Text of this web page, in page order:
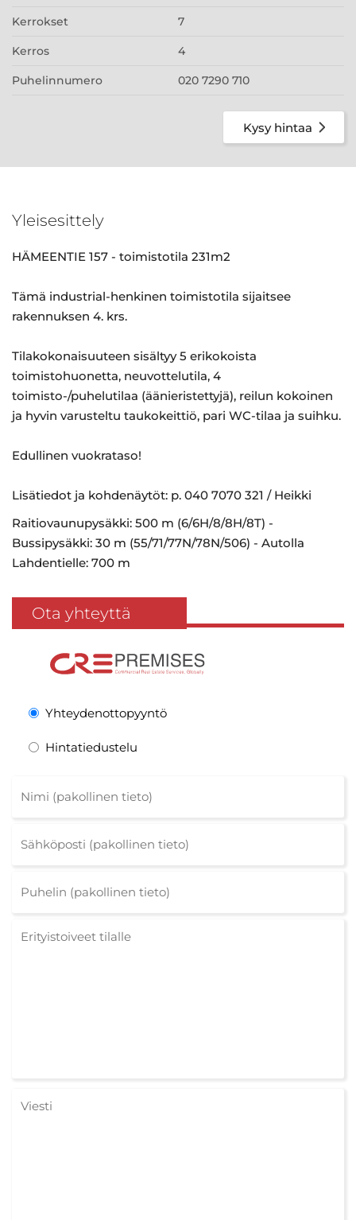
Kerrokset 7
Kerros 4
Puhelinnumero 020 7290 710
Kysy hintaa
Yleisesittely
HÄMEENTIE 157 - toimistotila 231m2
Tämä industrial-henkinen toimistotila sijaitsee
rakennuksen 4. krs.
Tilakokonaisuuteen sisältyy 5 erikokoista
toimistohuonetta, neuvottelutila, 4
toimisto-/puhelutilaa (äänieristettyjä), reilun kokoinen
ja hyvin varusteltu taukokeittiö, pari WC-tilaa ja suihku.
Edullinen vuokrataso!
Lisätiedot ja kohdenäytöt: p. 040 7070 321 / Heikki
Raitiovaunupysäkki: 500 m (6/6H/8/8H/8T) -
Bussipysäkki: 30 m (55/71/77N/78N/506) - Autolla
Lahdentielle: 700 m
Ota yhteyttä
Yhteydenottopyyntö
Hintatiedustelu